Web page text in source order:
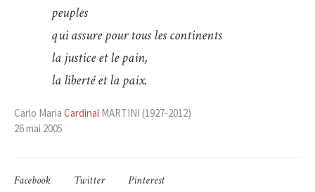
peuples
qui assure pour tous les continents
la justice et le pain,
la liberté et la paix.
Carlo Maria Cardinal MARTINI (1927-2012)
26 mai 2005
Facebook Twitter Pinterest